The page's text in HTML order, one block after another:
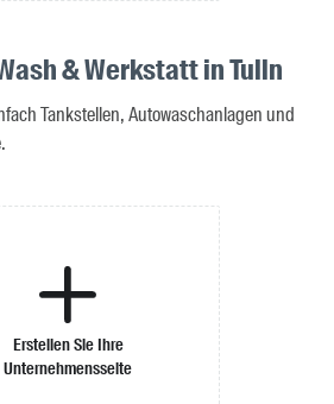
& Werkstatt in Tulln
Tankstellen, Autowaschanlagen und
Erstellen Sie Ihre
Unternehmensseite